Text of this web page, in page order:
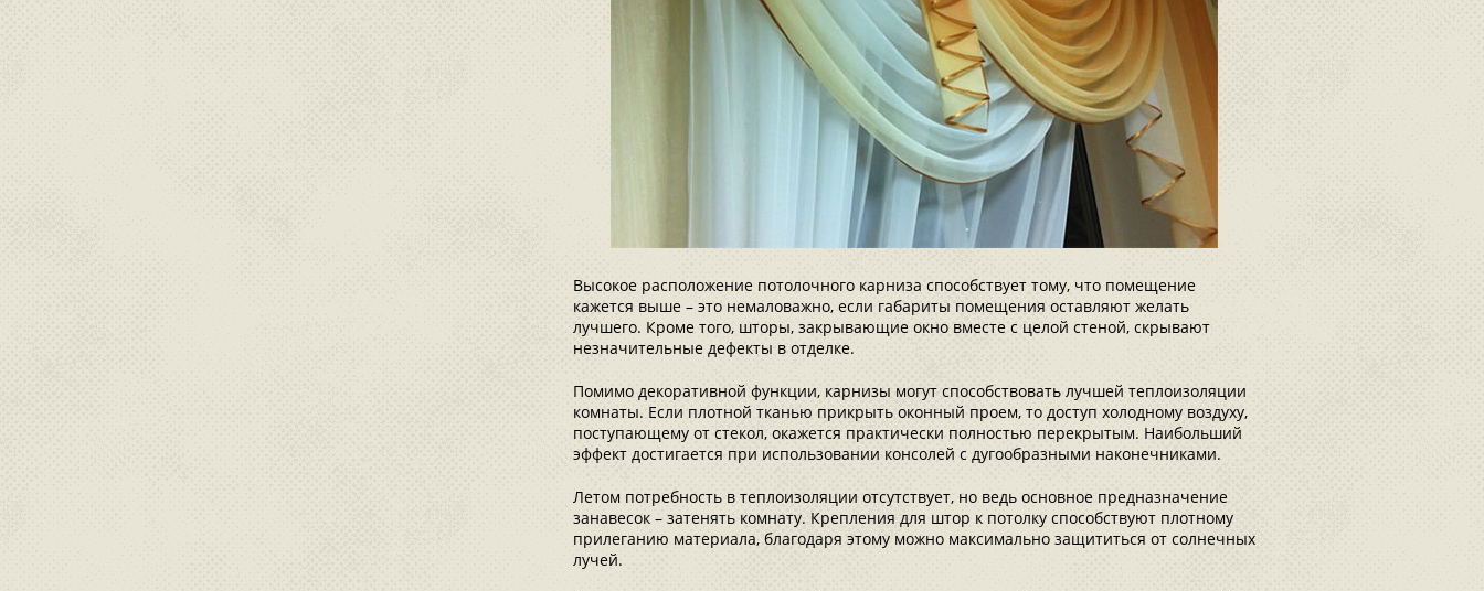
Высокое расположение потолочного карниза способствует тому, что помещение
кажется выше – это немаловажно, если габариты помещения оставляют желать
лучшего. Кроме того, шторы, закрывающие окно вместе с целой стеной, скрывают
незначительные дефекты в отделке.
Помимо декоративной функции, карнизы могут способствовать лучшей теплоизоляции
комнаты. Если плотной тканью прикрыть оконный проем, то доступ холодному воздуху,
поступающему от стекол, окажется практически полностью перекрытым. Наибольший
эффект достигается при использовании консолей с дугообразными наконечниками.
Летом потребность в теплоизоляции отсутствует, но ведь основное предназначение
занавесок – затенять комнату. Крепления для штор к потолку способствуют плотному
прилеганию материала, благодаря этому можно максимально защититься от солнечных
лучей.